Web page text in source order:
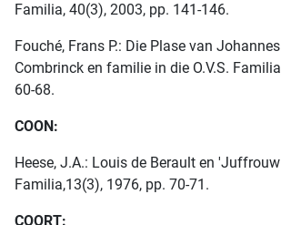
Familia, 40(3), 2003, pp. 141-146.
Fouché, Frans P.: Die Plase van
Combrinck en familie in die O.V.S.
60-68.
COON:
Heese, J.A.: Louis de Berault en
Familia,13(3), 1976, pp. 70-71.
COORT: